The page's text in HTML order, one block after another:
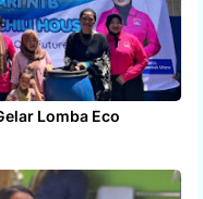
Lomba Eco